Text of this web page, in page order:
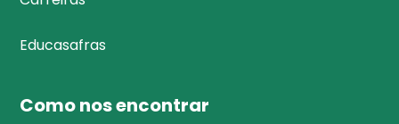
Educasafras
Como nos encontrar